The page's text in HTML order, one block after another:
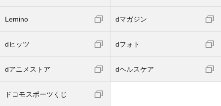
Lemino dマガジン
dヒッツ dフォト
dアニメストア dヘルスケア
ドコモスポーツくじ